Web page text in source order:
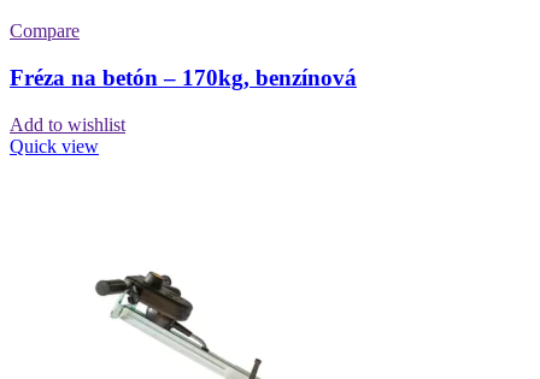
Compare
Fréza na betón – 170kg, benzínová
Add to wishlist
Quick view